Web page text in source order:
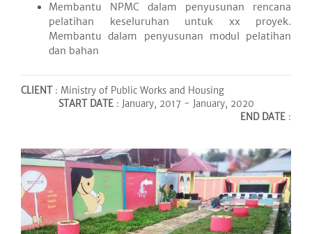
Membantu NPMC dalam penyusunan rencana
pelatihan keseluruhan untuk xx proyek.
Membantu dalam penyusunan modul pelatihan
dan bahan
CLIENT: Ministry of Public Works and Housing
START DATE: January, 2017 - January, 2020
END DATE :